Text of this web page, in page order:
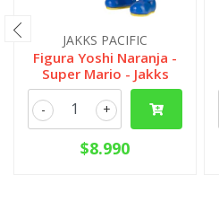
JAKKS PACIFIC
Figura Yoshi Naranja -
Super Mario - Jakks
+
-
$8.990